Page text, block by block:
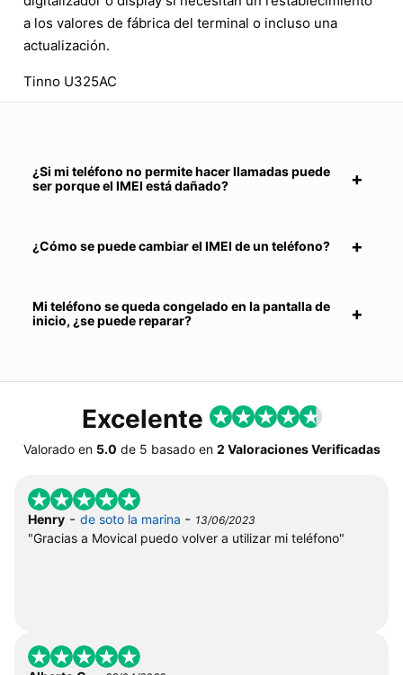
a los valores de fábrica del terminal o incluso una
actualización.
Tinno U325AC
¿Si mi teléfono no permite hacer llamadas puede
ser porque el IMEI está dañado?
¿Cómo se puede cambiar el IMEI de un teléfono?
Mi teléfono se queda congelado en la pantalla de
inicio, ¿se puede reparar?
Excelente
Valorado en 5.0 de 5 basado en 2 Valoraciones Verificadas
Henry - de soto la marina - 13/06/2023
"Gracias a Movical puedo volver a utilizar mi teléfono"